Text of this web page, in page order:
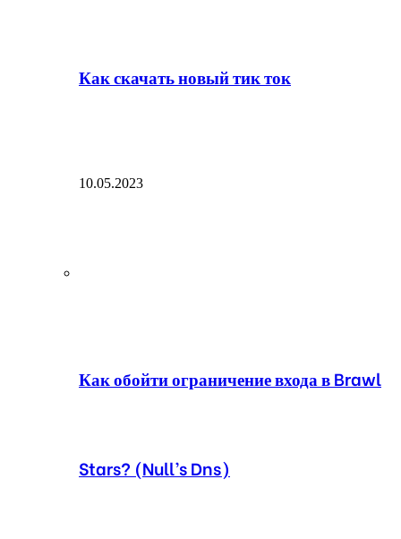
Как скачать новый тик ток
10.05.2023
Как обойти ограничение входа в Brawl
Stars? (Null’s Dns)